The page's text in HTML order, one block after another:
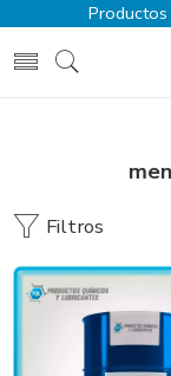
Productos
Filtros